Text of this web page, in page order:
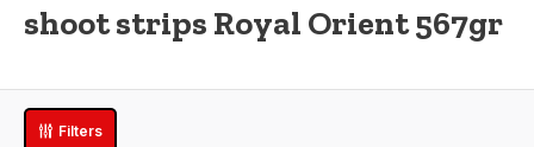
shoot strips Royal Orient 567gr
Filters